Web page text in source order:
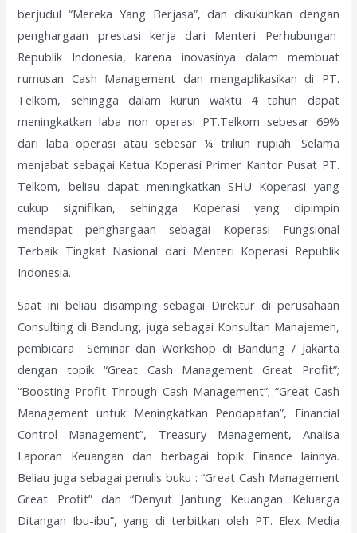
berjudul “Mereka Yang Berjasa”, dan dikukuhkan dengan
penghargaan prestasi kerja dari Menteri Perhubungan
Republik Indonesia, karena inovasinya dalam membuat
rumusan Cash Management dan mengaplikasikan di PT.
Telkom, sehingga dalam kurun waktu 4 tahun dapat
meningkatkan laba non operasi PT.Telkom sebesar 69%
dari laba operasi atau sebesar ¼ triliun rupiah. Selama
menjabat sebagai Ketua Koperasi Primer Kantor Pusat PT.
Telkom, beliau dapat meningkatkan SHU Koperasi yang
cukup signifikan, sehingga Koperasi yang dipimpin
mendapat penghargaan sebagai Koperasi Fungsional
Terbaik Tingkat Nasional dari Menteri Koperasi Republik
Indonesia.
Saat ini beliau disamping sebagai Direktur di perusahaan
Consulting di Bandung, juga sebagai Konsultan Manajemen,
pembicara Seminar dan Workshop di Bandung / Jakarta
dengan topik “Great Cash Management Great Profit”;
“Boosting Profit Through Cash Management”; “Great Cash
Management untuk Meningkatkan Pendapatan”, Financial
Control Management”, Treasury Management, Analisa
Laporan Keuangan dan berbagai topik Finance lainnya.
Beliau juga sebagai penulis buku : “Great Cash Management
Great Profit” dan “Denyut Jantung Keuangan Keluarga
Ditangan Ibu-ibu”, yang di terbitkan oleh PT. Elex Media